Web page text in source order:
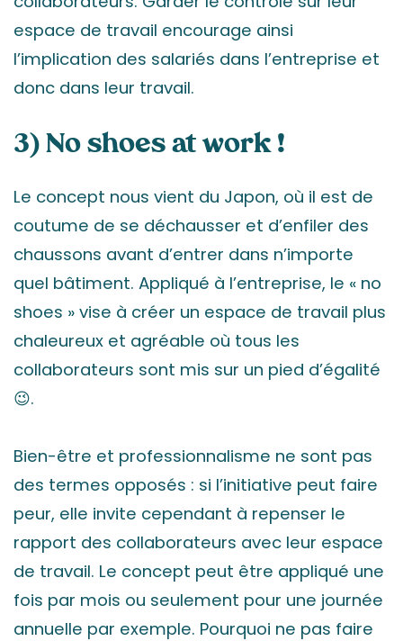
espace de travail encourage ainsi
l’implication des salariés dans l’entreprise et
donc dans leur travail.
3) No shoes at work !
Le concept nous vient du Japon, où il est de
coutume de se déchausser et d’enfiler des
chaussons avant d’entrer dans n’importe
quel bâtiment. Appliqué à l’entreprise, le « no
shoes » vise à créer un espace de travail plus
chaleureux et agréable où tous les
collaborateurs sont mis sur un pied d’égalité
😉.
Bien-être et professionnalisme ne sont pas
des termes opposés : si l’initiative peut faire
peur, elle invite cependant à repenser le
rapport des collaborateurs avec leur espace
de travail. Le concept peut être appliqué une
fois par mois ou seulement pour une journée
annuelle par exemple. Pourquoi ne pas faire